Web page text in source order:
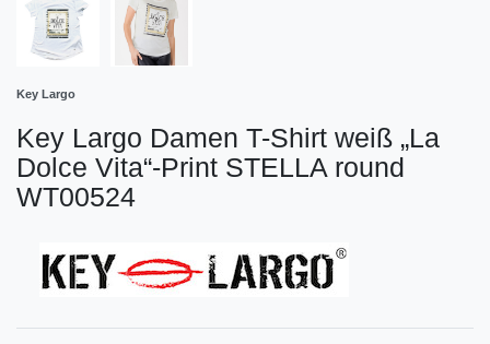
Key Largo
Key Largo Damen T-Shirt weiß „La
Dolce Vita“-Print STELLA round
WT00524